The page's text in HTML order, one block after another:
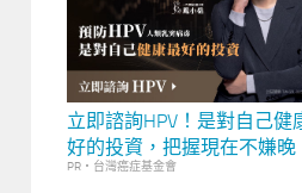
立即諮詢HPV！是對自己健
好的投資，把握現在不嫌晚
PR・台灣癌症基金會